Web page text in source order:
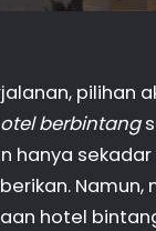
pilihan
berbintang
hanya
hotel